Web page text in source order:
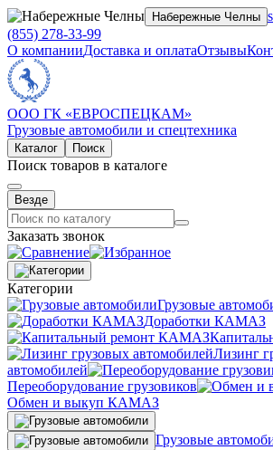
Набережные Челны
(855) 278-33-99
О компанииДоставка и оплатаОтзывы
ООО ГК «ЕВРОСПЕЦКАМ»
Грузовые автомобили и спецтехника
Каталог Поиск
Поиск товаров в каталоге
Везде
Заказать звонок
Категории
Грузовые
Доработки КАМАЗ
Лизинг
автомобилей
Переоборудование грузовиков
Обмен и выкуп КАМАЗ
Грузовые